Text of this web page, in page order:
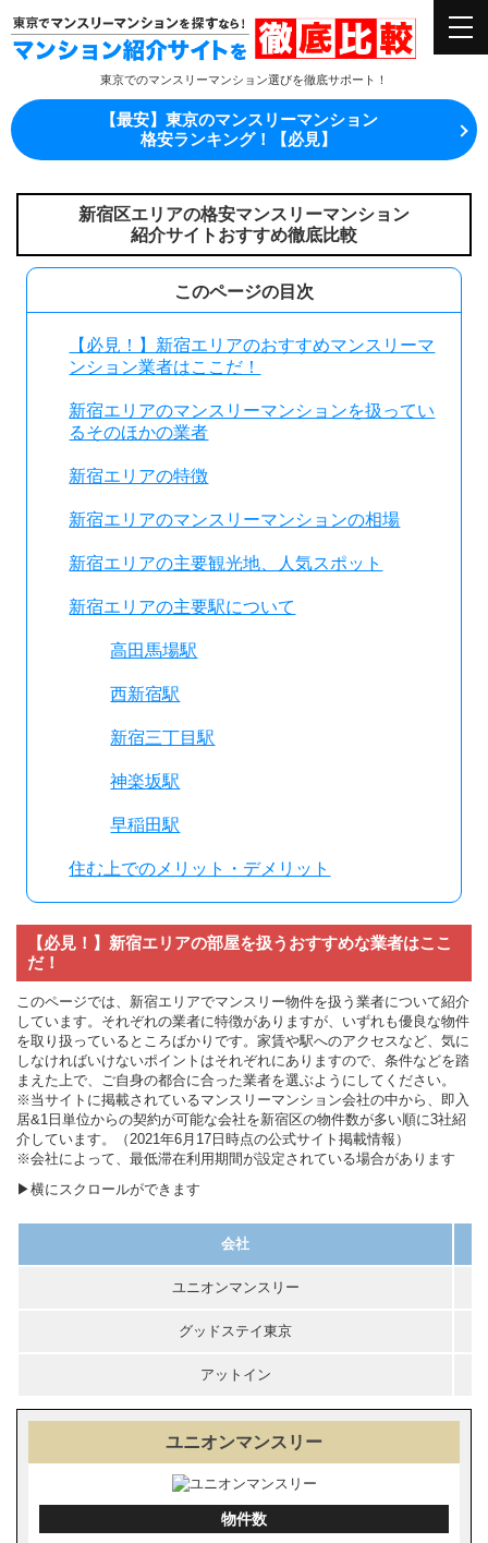
東京でのマンスリーマンション選びを徹底サポート！
【最安】東京のマンスリーマンション
格安ランキング！【必見】
新宿区エリアの格安マンスリーマンション
紹介サイトおすすめ徹底比較
このページの目次
【必見！】新宿エリアのおすすめマンスリーマ
ンション業者はここだ！
新宿エリアのマンスリーマンションを扱ってい
るそのほかの業者
新宿エリアの特徴
新宿エリアのマンスリーマンションの相場
新宿エリアの主要観光地、人気スポット
新宿エリアの主要駅について
高田馬場駅
西新宿駅
新宿三丁目駅
神楽坂駅
早稲田駅
住む上でのメリット・デメリット
【必見！】新宿エリアの部屋を扱うおすすめな業者はここ
だ！
このページでは、新宿エリアでマンスリー物件を扱う業者について紹介
しています。それぞれの業者に特徴がありますが、いずれも優良な物件
を取り扱っているところばかりです。家賃や駅へのアクセスなど、気に
しなければいけないポイントはそれぞれにありますので、条件などを踏
まえた上で、ご自身の都合に合った業者を選ぶようにしてください。
※当サイトに掲載されているマンスリーマンション会社の中から、即入
居&1日単位からの契約が可能な会社を新宿区の物件数が多い順に3社紹
介しています。（2021年6月17日時点の公式サイト掲載情報）
※会社によって、最低滞在利用期間が設定されている場合があります
▶横にスクロールができます
会社
ユニオンマンスリー
グッドステイ東京
アットイン
ユニオンマンスリー
物件数